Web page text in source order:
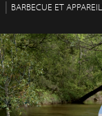
BARBECUE ET